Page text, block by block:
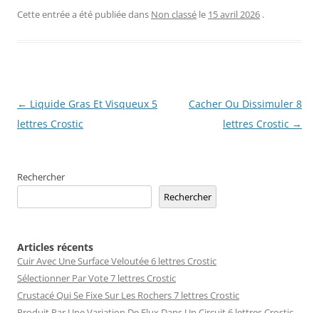
Cette entrée a été publiée dans Non classé le 15 avril 2026 .
Navigation
des
← Liquide Gras Et Visqueux 5
lettres Crostic
Cacher Ou Dissimuler 8
lettres Crostic →
Rechercher
Rechercher
Articles récents
Cuir Avec Une Surface Veloutée 6 lettres Crostic
Sélectionner Par Vote 7 lettres Crostic
Crustacé Qui Se Fixe Sur Les Rochers 7 lettres Crostic